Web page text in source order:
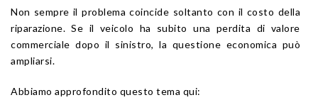
Non sempre il problema coincide soltanto con il costo della
riparazione. Se il veicolo ha subito una perdita di valore
commerciale dopo il sinistro, la questione economica può
ampliarsi.
Abbiamo approfondito questo tema qui: